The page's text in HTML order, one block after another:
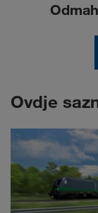
Ovdje